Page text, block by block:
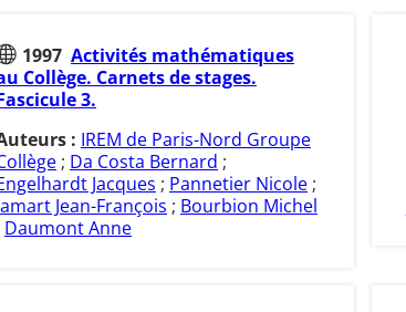
1997 Activités mathématiques
Collège. Carnets de stages.
3.
: IREM de Paris-Nord Groupe
; Da Costa Bernard ;
Jacques ; Pannetier Nicole ;
Jean-François ; Bourbion Michel
Daumont Anne